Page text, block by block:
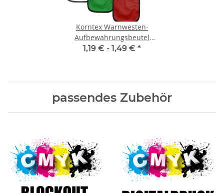
Korntex Warnwesten-
Aufbewahrungsbeutel
farbig
1,19 € - 1,49 € *
passendes Zubehör